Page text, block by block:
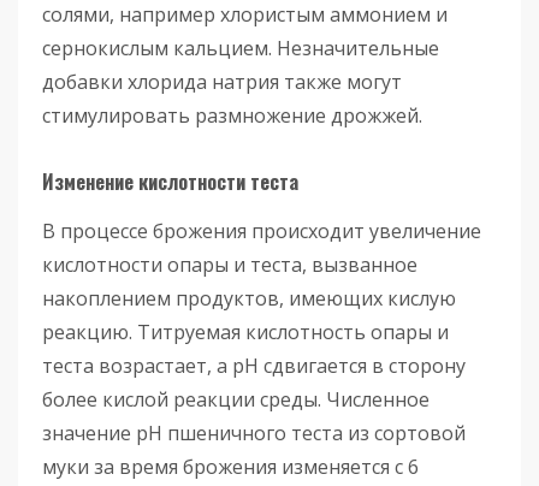
солями, например хлористым аммонием и
сернокислым кальцием. Незначительные
добавки хлорида натрия также могут
стимулировать размножение дрожжей.
Изменение кислотности теста
В процессе брожения происходит увеличение
кислотности опары и теста, вызванное
накоплением продуктов, имеющих кислую
реакцию. Титруемая кислотность опары и
теста возрастает, а pH сдвигается в сторону
более кислой реакции среды. Численное
значение pH пшеничного теста из сортовой
муки за время брожения изменяется с 6